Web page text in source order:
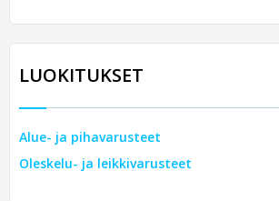
LUOKITUKSET
Alue- ja pihavarusteet
Oleskelu- ja leikkivarusteet